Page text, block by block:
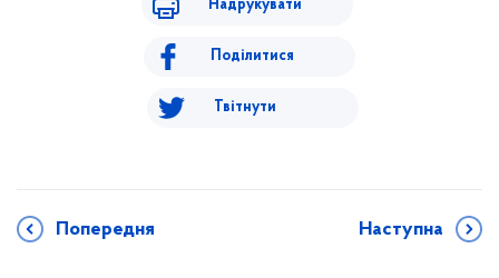
Надрукувати
Поділитися
Твітнути
Попередня Наступна